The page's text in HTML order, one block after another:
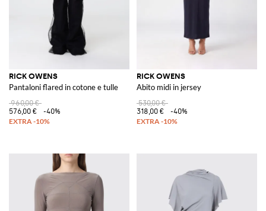
RICK OWENS
Pantaloni flared in cotone e tulle
960,00 €
576,00 €
-40%
RICK OWENS
Abito midi in jersey
530,00 €
318,00 €
-40%